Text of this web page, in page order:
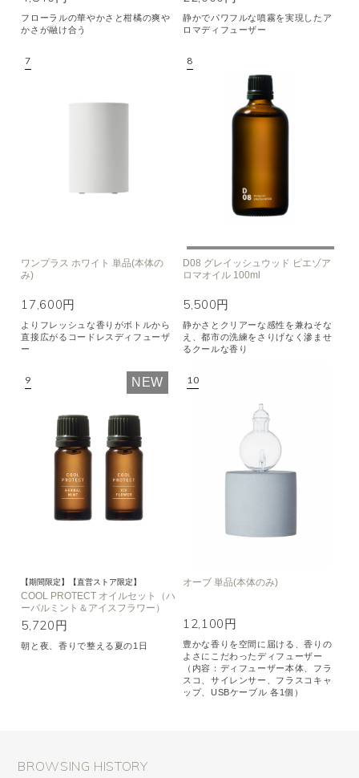
フローラルの華やかさと柑橘の爽や
かさが融け合う
静かでパワフルな噴霧を実現したア
ロマディフューザー
ワンプラス ホワイト 単品(本体の
み)
17,600円
よりフレッシュな香りがボトルから
直接広がるコードレスディフューザ
ー
D08 グレイッシュウッド ピエゾア
ロマオイル 100ml
5,500円
静かさとクリアーな感性を兼ねそな
え、都市の洗練をさりげなく滲ませ
るクールな香り
NEW
【期間限定】【直営ストア限定】
COOL PROTECT オイルセット（ハ
ーバルミント＆アイスフラワー）
5,720円
朝と夜、香りで整える夏の1日
オーブ 単品(本体のみ)
12,100円
豊かな香りを空間に届ける、香りの
よさにこだわったディフューザー
（内容：ディフューザー本体、フラ
スコ、サイレンサー、フラスコキャ
ップ、USBケーブル 各1個）
BROWSING HISTORY